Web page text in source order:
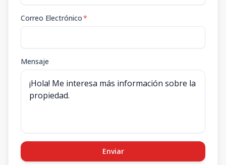
Correo Electrónico*
Mensaje
Enviar